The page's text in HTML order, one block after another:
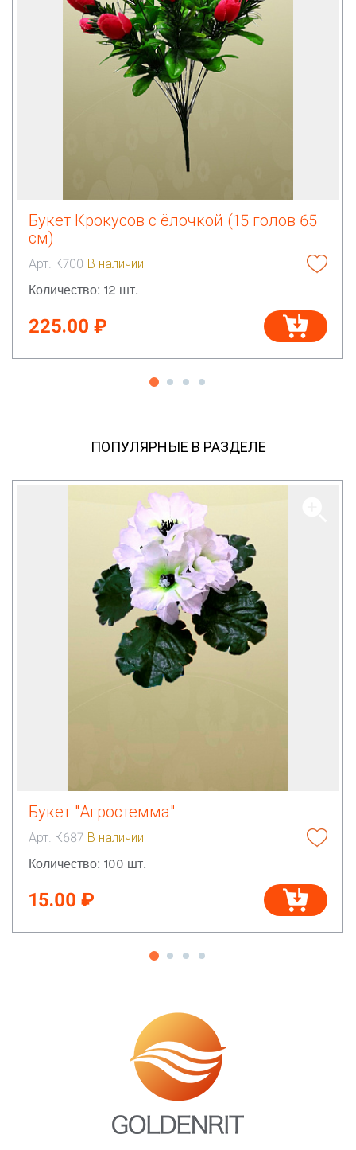
Букет Крокусов с ёлочкой (15 голов 65
см)
Арт. К700 В наличии
Количество: 12 шт.
225.00 ₽
ПОПУЛЯРНЫЕ В РАЗДЕЛЕ
Букет "Агростемма"
Арт. К687 В наличии
Количество: 100 шт.
15.00 ₽